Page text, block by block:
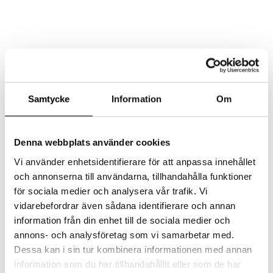
Samtycke Information Om
Denna webbplats använder cookies
Vi använder enhetsidentifierare för att anpassa innehållet
och annonserna till användarna, tillhandahålla funktioner
för sociala medier och analysera vår trafik. Vi
vidarebefordrar även sådana identifierare och annan
information från din enhet till de sociala medier och
annons- och analysföretag som vi samarbetar med.
Dessa kan i sin tur kombinera informationen med annan
information som du har tillhandahållit eller som de har
MAT
LOKAL
KONTAKT
IMG_8316
byadmin|2016-11-02|0 comments